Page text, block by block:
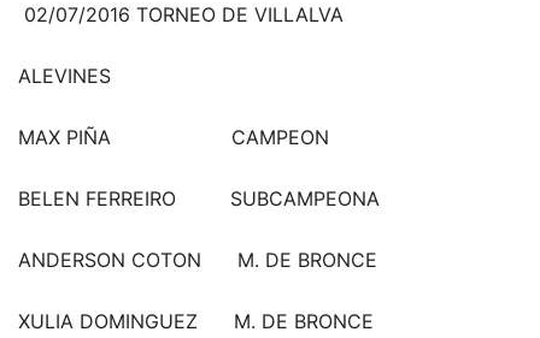
02/07/2016 TORNEO DE VILLALVA
ALEVINES
MAX PIÑA CAMPEON
BELEN FERREIRO SUBCAMPEONA
ANDERSON COTON M. DE BRONCE
XULIA DOMINGUEZ M. DE BRONCE